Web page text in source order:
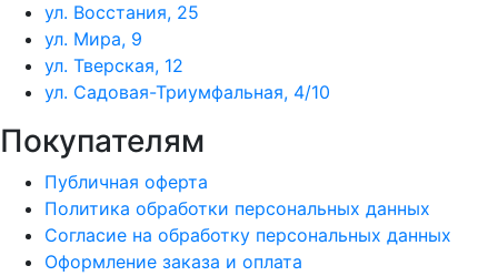
ул. Восстания, 25
ул. Мира, 9
ул. Тверская, 12
ул. Садовая-Триумфальная, 4/10
Покупателям
Публичная оферта
Политика обработки персональных данных
Согласие на обработку персональных данных
Оформление заказа и оплата